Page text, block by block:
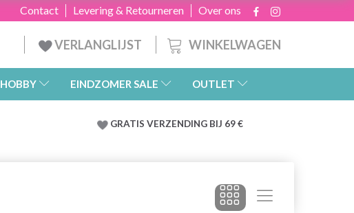
Over ons
Levering & Retourneren
Contact
WINKELWAGEN
VERLANGLIJST
HOBBY EINDZOMER SALE OUTLET
GRATIS VERZENDING BIJ 69 €